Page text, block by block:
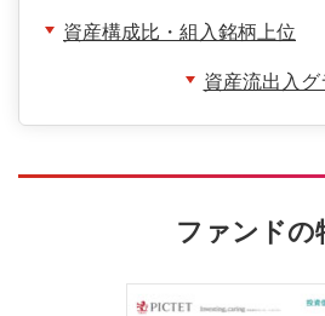
資産構成比・組入銘柄上位
資産流出入グ
ファンドの